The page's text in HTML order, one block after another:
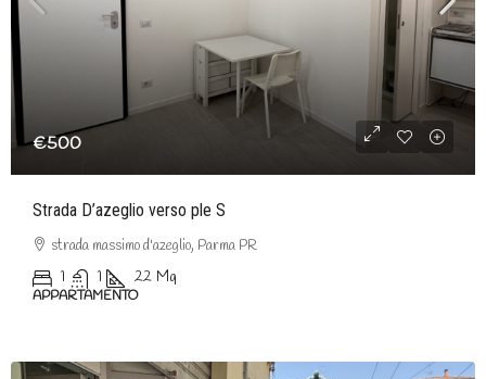
€500
Strada D’azeglio verso ple S
strada massimo d'azeglio, Parma PR
1 1 22 Mq
APPARTAMENTO